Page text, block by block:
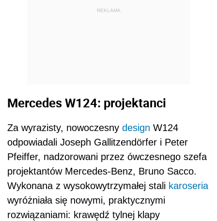
REKLAMA
Mercedes W124: projektanci
Za wyrazisty, nowoczesny design W124
odpowiadali Joseph Gallitzendörfer i Peter
Pfeiffer, nadzorowani przez ówczesnego szefa
projektantów Mercedes-Benz, Bruno Sacco.
Wykonana z wysokowytrzymałej stali karoseria
wyróżniała się nowymi, praktycznymi
rozwiązaniami: krawędź tylnej klapy